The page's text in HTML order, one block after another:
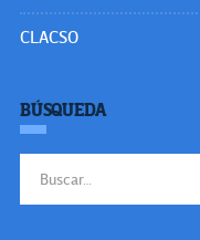
CLACSO
BÚSQUEDA